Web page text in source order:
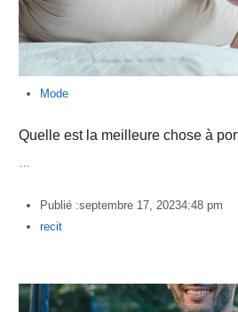
Mode
Quelle est la meilleure chose à
Publié :septembre 17, 20234:48 pm
Author
recit